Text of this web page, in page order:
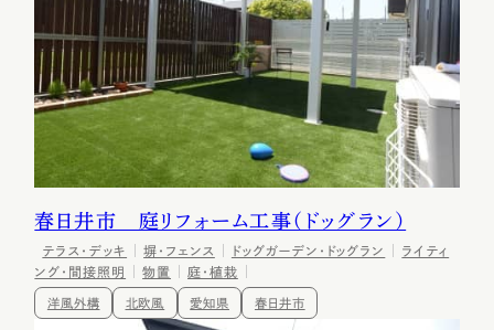
予約不要!
展示場・ショールーム見学
初回相談無料
プランのご相談
FOLLOW!
プライバシーポリシーサイトマップ
©2025 HORIOSOUKEN All Rights Reserved.
春日井市 庭リフォーム工事（ドッグラン）
テラス・デッキ 塀・フェンス ドッグガーデン・ドッグラン
ライティ
ング・間接照明
物置 庭・植栽
洋風外構 北欧風 愛知県 春日井市